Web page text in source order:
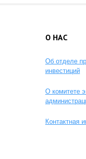
О НАС
Об отделе
инвестиций
О комитете
Контактная